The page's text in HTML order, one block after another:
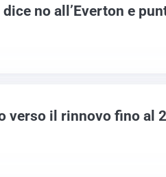
no all’Everton e
verso il rinnovo fino al